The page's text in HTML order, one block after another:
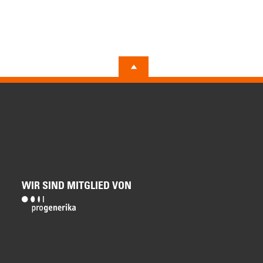
WIR SIND MITGLIED VON